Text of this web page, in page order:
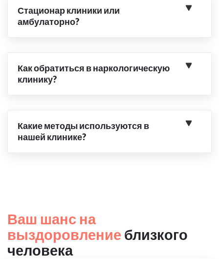
Стационар клиники или
амбулаторно?
Как обратиться в наркологическую
клинику?
Какие методы используются в
нашей клинике?
Ваш шанс на
выздоровление близкого
человека